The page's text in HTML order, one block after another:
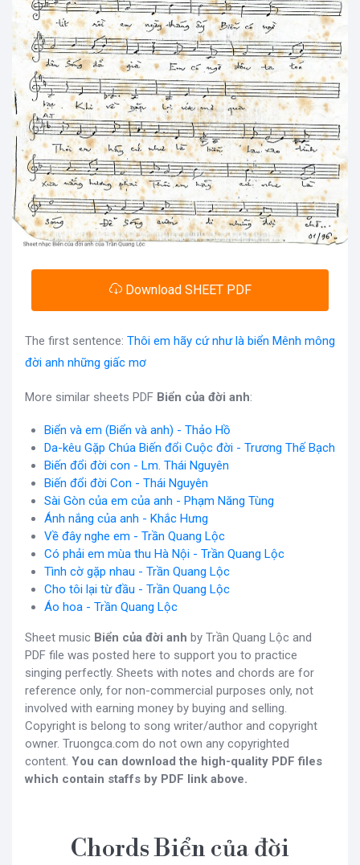
Download SHEET PDF
The first sentence: Thôi em hãy cứ như là biển Mênh mông
đời anh những giấc mơ
More similar sheets PDF Biển của đời anh:
Biển và em (Biển và anh) - Thảo Hồ
Da-kêu Gặp Chúa Biến đổi Cuộc đời - Trương Thế Bạch
Biến đổi đời con - Lm. Thái Nguyên
Biến đổi đời Con - Thái Nguyên
Sài Gòn của em của anh - Phạm Năng Tùng
Ánh nắng của anh - Khắc Hưng
Về đây nghe em - Trần Quang Lộc
Có phải em mùa thu Hà Nội - Trần Quang Lộc
Tình cờ gặp nhau - Trần Quang Lộc
Cho tôi lại từ đầu - Trần Quang Lộc
Áo hoa - Trần Quang Lộc
Sheet music Biển của đời anh by Trần Quang Lộc and
PDF file was posted here to support you to practice
singing perfectly. Sheets with notes and chords are for
reference only, for non-commercial purposes only, not
involved with earning money by buying and selling.
Copyright is belong to song writer/author and copyright
owner. Truongca.com do not own any copyrighted
content. You can download the high-quality PDF files
which contain staffs by PDF link above.
Chords Biển của đời